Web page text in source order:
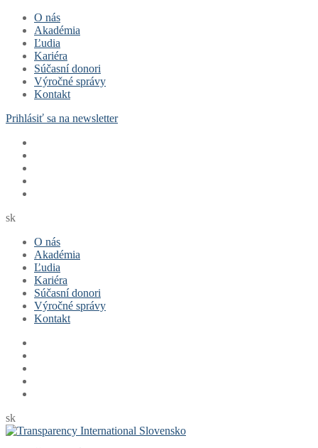
Preskočiť
obsah
Menu
ZavrieťO nás
Akadémia
Ľudia
Kariéra
Súčasní donori
Výročné správy
Kontakt
Prihlásiť sa na newsletter
sk
O nás
Akadémia
Ľudia
Kariéra
Súčasní donori
Výročné správy
Kontakt
sk